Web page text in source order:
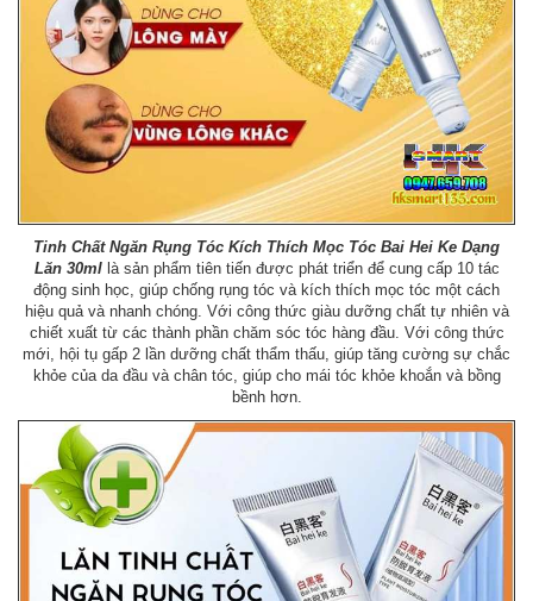
Tinh Chất Ngăn Rụng Tóc Kích Thích Mọc Tóc Bai Hei Ke Dạng
Lăn 30mllà sản phẩm tiên tiến được phát triển để cung cấp 10 tác
động sinh học, giúp chống rụng tóc và kích thích mọc tóc một cách
hiệu quả và nhanh chóng. Với công thức giàu dưỡng chất tự nhiên và
chiết xuất từ các thành phần chăm sóc tóc hàng đầu. Với công thức
mới, hội tụ gấp 2 lần dưỡng chất thẩm thấu, giúp tăng cường sự chắc
khỏe của da đầu và chân tóc, giúp cho mái tóc khỏe khoắn và bồng
bềnh hơn.